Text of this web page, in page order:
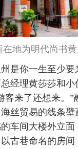
在地为明代尚书
是你一生至少要
经理黄莎莎和小
来了还想来。”
丝贸易的线条
车间大楼外立
古巷命名的房间